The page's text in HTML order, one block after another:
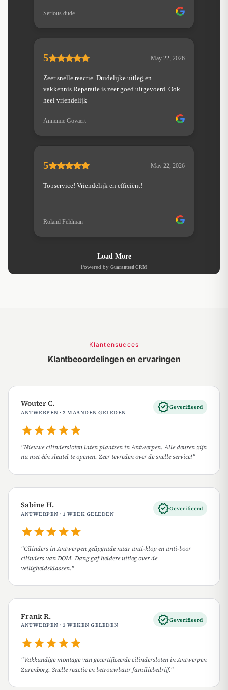
Klantensucces
Klantbeoordelingen en ervaringen
Wouter C.
ANTWERPEN · 2 MAANDEN GELEDEN verifiedGeverifieerd
starstarstarstarstar
"Nieuwe cilindersloten laten plaatsen in Antwerpen. Alle deuren zijn
nu met één sleutel te openen. Zeer tevreden over de snelle service!"
Sabine H.
ANTWERPEN · 1 WEEK GELEDEN verifiedGeverifieerd
starstarstarstarstar
"Cilinders in Antwerpen geüpgrade naar anti-klop en anti-boor
cilinders van DOM. Dang gaf heldere uitleg over de
veiligheidsklassen."
Frank R.
ANTWERPEN · 3 WEKEN GELEDEN verifiedGeverifieerd
starstarstarstarstar
"Vakkundige montage van gecertificeerde cilindersloten in Antwerpen
Zurenborg. Snelle reactie en betrouwbaar familiebedrijf."